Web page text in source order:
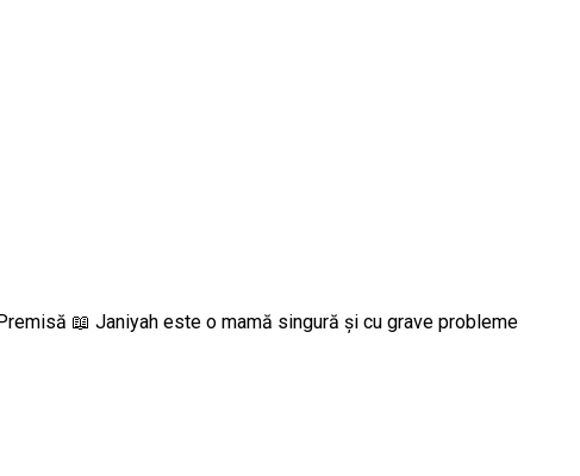
📖 Janiyah este o mamă singură și cu grave probleme